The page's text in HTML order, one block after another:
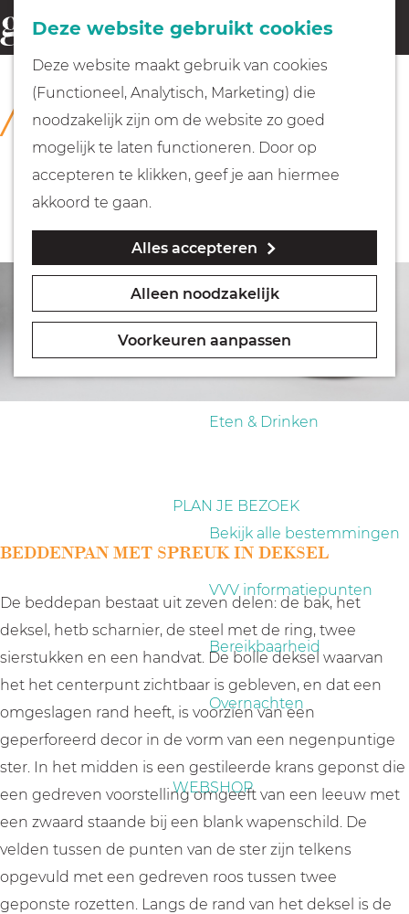
Deze website gebruikt cookies
Deze website maakt gebruik van cookies
(Functioneel, Analytisch, Marketing) die
noodzakelijk zijn om de website zo goed
mogelijk te laten functioneren. Door op
accepteren te klikken, geef je aan hiermee
akkoord te gaan.
Alles accepteren
Alleen noodzakelijk
Voorkeuren aanpassen
G
a
Fietsen
Wandelen
Geocachen
Naar het museum
Eten & Drinken
PLAN JE BEZOEK
Bekijk alle bestemmingen
VVV informatiepunten
Bereikbaarheid
Overnachten
WEBSHOP
o
e
k
e
n
COLLECTIE
Rijksmuseum Muiderslot
BEDDENPAN MET SPREUK IN DEKSEL
De beddepan bestaat uit zeven delen: de bak, het
deksel, hetb scharnier, de steel met de ring, twee
sierstukken en een handvat. De bolle deksel waarvan
het het centerpunt zichtbaar is gebleven, en dat een
omgeslagen rand heeft, is voorzien van een
geperforeerd decor in de vorm van een negenpuntige
ster. In het midden is een gestileerde krans geponst die
een gedreven voorstelling omgeeft van een leeuw met
een zwaard staande bij een blank wapenschild. De
velden tussen de punten van de ster zijn telkens
opgevuld met een gedreven roos tussen twee
geponste rozetten. Langs de rand van het deksel is de